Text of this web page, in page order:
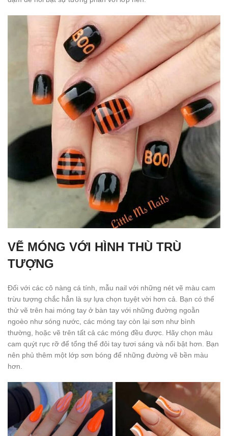
VẼ MÓNG VỚI HÌNH THÙ TRÙ
TƯỢNG
Đối với các cô nàng cá tính, mẫu nail với những nét vẽ màu cam
trừu tượng chắc hẳn là sự lựa chọn tuyệt vời hơn cả. Bạn có thể
thử vẽ trên hai móng tay ở bàn tay với những đường ngoằn
ngoèo như sóng nước, các móng tay còn lại sơn như bình
thường, hoặc vẽ trên tất cả các móng đều được. Hãy chọn màu
cam quýt rực rỡ để tổng thể đôi tay tươi sáng và nổi bật hơn. Bạn
nên phủ thêm một lớp sơn bóng để những đường vẽ bền màu
hơn.